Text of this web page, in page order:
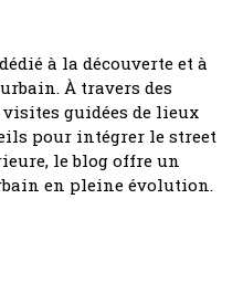
à la découverte et à
À travers des
guidées de lieux
pour intégrer le street
le blog offre un
en pleine évolution.